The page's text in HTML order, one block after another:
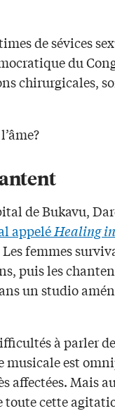
de sévices
du
chirurgicales,
de Bukavu,
appeléHealing in
Les femmes
puis les
un studio
à parler
musicale est
affectées. Mais
toute cette